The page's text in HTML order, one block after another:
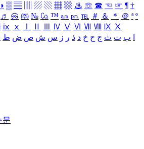
◑ ▒ ▤ ▨ ▧ ▦ ▩ ♨ ☏ ☎ ☜ ☞ ¶ †
♬ ㉿ ㈜ № ㏇ ™ ㏂ ㏘ ℡ ＃ ＆ ＊ ＠ ª º
ⅸ ⅹ Ⅳ Ⅴ Ⅵ Ⅶ Ⅷ Ⅸ Ⅹ
ب ت ث ج ح خ د ذ ر ز س ش ص ض ط
문